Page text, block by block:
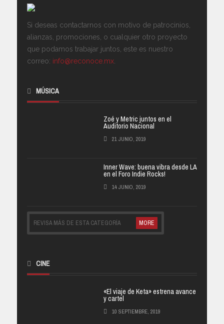
Si deseas contactarnos con motivo de patrocinios,
alianzas, promociones, o cualquier otro proyecto
que podamos trabajar juntos, este es nuestro
correo: info@reconoce.mx
MÚSICA
Zoé y Metric juntos en el
Auditorio Nacional
21 JUNIO, 2019
Inner Wave: buena vibra desde LA
en el Foro Indie Rocks!
14 JUNIO, 2019
REVISA MÁS DE ESTA CATEGORÍA MORE
CINE
«El viaje de Keta» estrena avance
y cartel
10 SEPTIEMBRE, 2019